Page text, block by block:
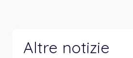
Altre notizie